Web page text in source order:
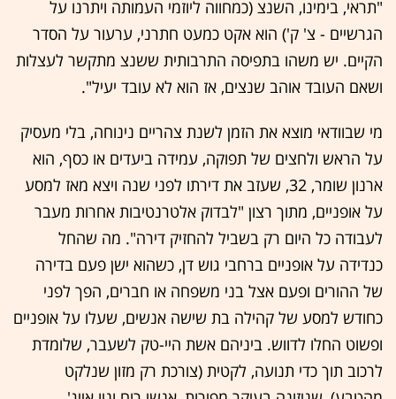
"תראי, בימינו, השנצ (כמחווה ליוזמי העמותה ויתרנו על
הגרשיים - צ' ק') הוא אקט כמעט חתרני, ערעור על הסדר
הקיים. יש משהו בתפיסה התרבותית ששנצ מתקשר לעצלות
ושאם העובד אוהב שנצים, אז הוא לא עובד יעיל".
מי שבוודאי מוצא את הזמן לשנת צהריים נינוחה, בלי מעסיק
על הראש ולחצים של תפוקה, עמידה ביעדים או כסף, הוא
ארנון שומר, 32, שעזב את דירתו לפני שנה ויצא מאז למסע
על אופניים, מתוך רצון "לבדוק אלטרנטיבות אחרות מעבר
לעבודה כל היום רק בשביל להחזיק דירה". מה שהחל
כנדידה על אופניים ברחבי גוש דן, כשהוא ישן פעם בדירה
של ההורים ופעם אצל בני משפחה או חברים, הפך לפני
כחודש למסע של קהילה בת שישה אנשים, שעלו על אופניים
ופשוט החלו לדווש. ביניהם אשת היי-טק לשעבר, שלומדת
לרכוב תוך כדי תנועה, לקטית (צורכת רק מזון שנלקט